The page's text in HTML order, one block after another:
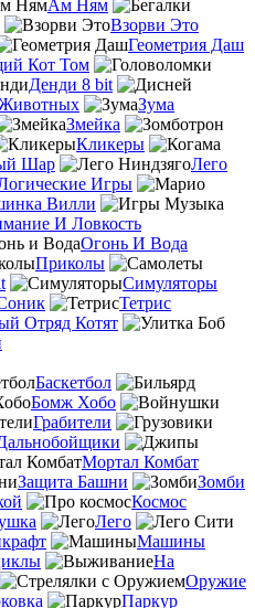
Ам Ням
Взорви Это
Геометрия Даш
Кот Том
Денди 8 bit
Зума
Змейка
Кликеры
Шар
Лего
Игры
Вилли
И Ловкость
Огонь И Вода
Приколы
Симуляторы
Тетрис
Отряд Котят
Баскетбол
Бомж Хобо
Грабители
Мортал Комбат
Защита Башни
Зомби
Космос
Лего
Машины
На
Оружие
Паркур